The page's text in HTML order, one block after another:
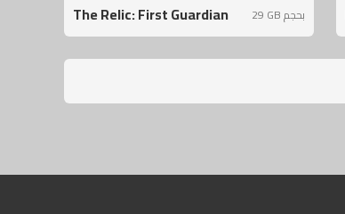
The Relic: First Guardian 29 GB بحجم